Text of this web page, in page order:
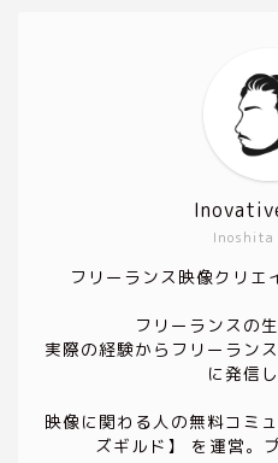
Inoshita
フリーランス映像クリエ
フリーランスの
実際の経験からフリーラン
に発信し
映像に関わる人の無料コミ
ズギルド】
を運営。